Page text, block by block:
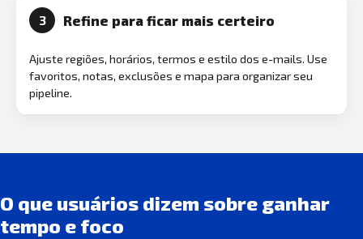
3 Refine para ficar mais certeiro
Ajuste regiões, horários, termos e estilo dos e-mails. Use
favoritos, notas, exclusões e mapa para organizar seu
pipeline.
O que usuários dizem sobre ganhar
tempo e foco